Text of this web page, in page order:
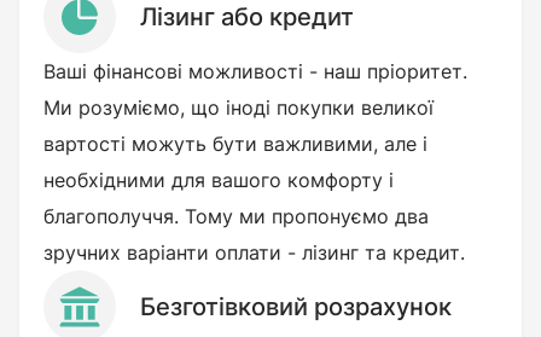
Лізинг або кредит
Ваші фінансові можливості - наш пріоритет.
Ми розуміємо, що іноді покупки великої
вартості можуть бути важливими, але і
необхідними для вашого комфорту і
благополуччя. Тому ми пропонуємо два
зручних варіанти оплати - лізинг та кредит.
Безготівковий розрахунок